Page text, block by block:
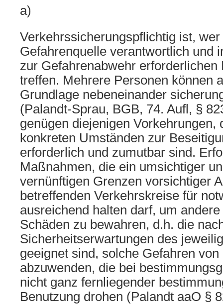
a)
Verkehrssicherungspflichtig ist,
Gefahrenquelle verantwortlich und
zur Gefahrenabwehr erforderlichen
treffen. Mehrere Personen können
Grundlage nebeneinander
(Palandt-Sprau, BGB, 74. Aufl, §
genügen diejenigen Vorkehrungen,
konkreten Umständen zur
erforderlich und zumutbar sind.
Maßnahmen, die ein umsichtiger
vernünftigen Grenzen vorsichtiger
betreffenden Verkehrskreise für
ausreichend halten darf, um
Schäden zu bewahren, d.h. die
Sicherheitserwartungen des
geeignet sind, solche Gefahren
abzuwenden, die bei
nicht ganz fernliegender
Benutzung drohen (Palandt aaO §